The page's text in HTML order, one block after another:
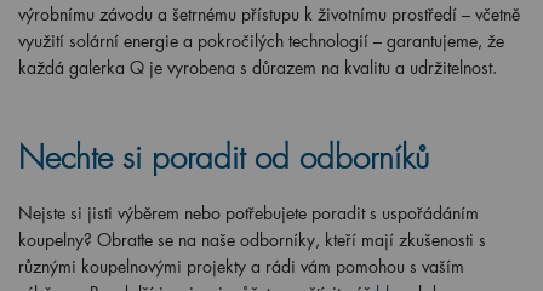
výrobnímu závodu a šetrnému přístupu k životnímu prostředí – včetně
využití solární energie a pokročilých technologií – garantujeme, že
každá galerka Q je vyrobena s důrazem na kvalitu a udržitelnost.
Nechte si poradit od odborníků
Nejste si jisti výběrem nebo potřebujete poradit s uspořádáním
koupelny? Obraťte se na naše odborníky, kteří mají zkušenosti s
různými koupelnovými projekty a rádi vám pomohou s vaším